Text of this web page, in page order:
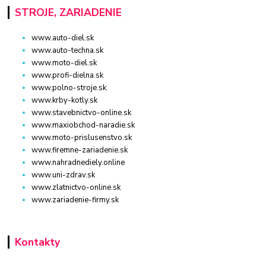
STROJE, ZARIADENIE
www.auto-diel.sk
www.auto-techna.sk
www.moto-diel.sk
www.profi-dielna.sk
www.polno-stroje.sk
www.krby-kotly.sk
www.stavebnictvo-online.sk
www.maxiobchod-naradie.sk
www.moto-prislusenstvo.sk
www.firemne-zariadenie.sk
www.nahradnediely.online
www.uni-zdrav.sk
www.zlatnictvo-online.sk
www.zariadenie-firmy.sk
Kontakty